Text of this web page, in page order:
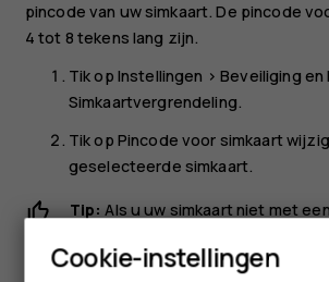
Smartphones
pincode van uw simkaart. De pincode
4 tot 8 tekens lang zijn.
Tik op Instellingen >Beveiliging en
Simkaartvergrendeling.
Tik op Pincode voor simkaart
geselecteerde simkaart.
Tip: Als u uw simkaart niet met
voert u de huidige pincode in.
Cookie-instellingen